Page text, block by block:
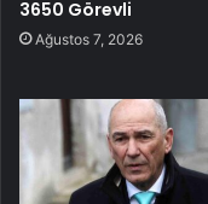
3650 Görevli
Ağustos 7, 2026